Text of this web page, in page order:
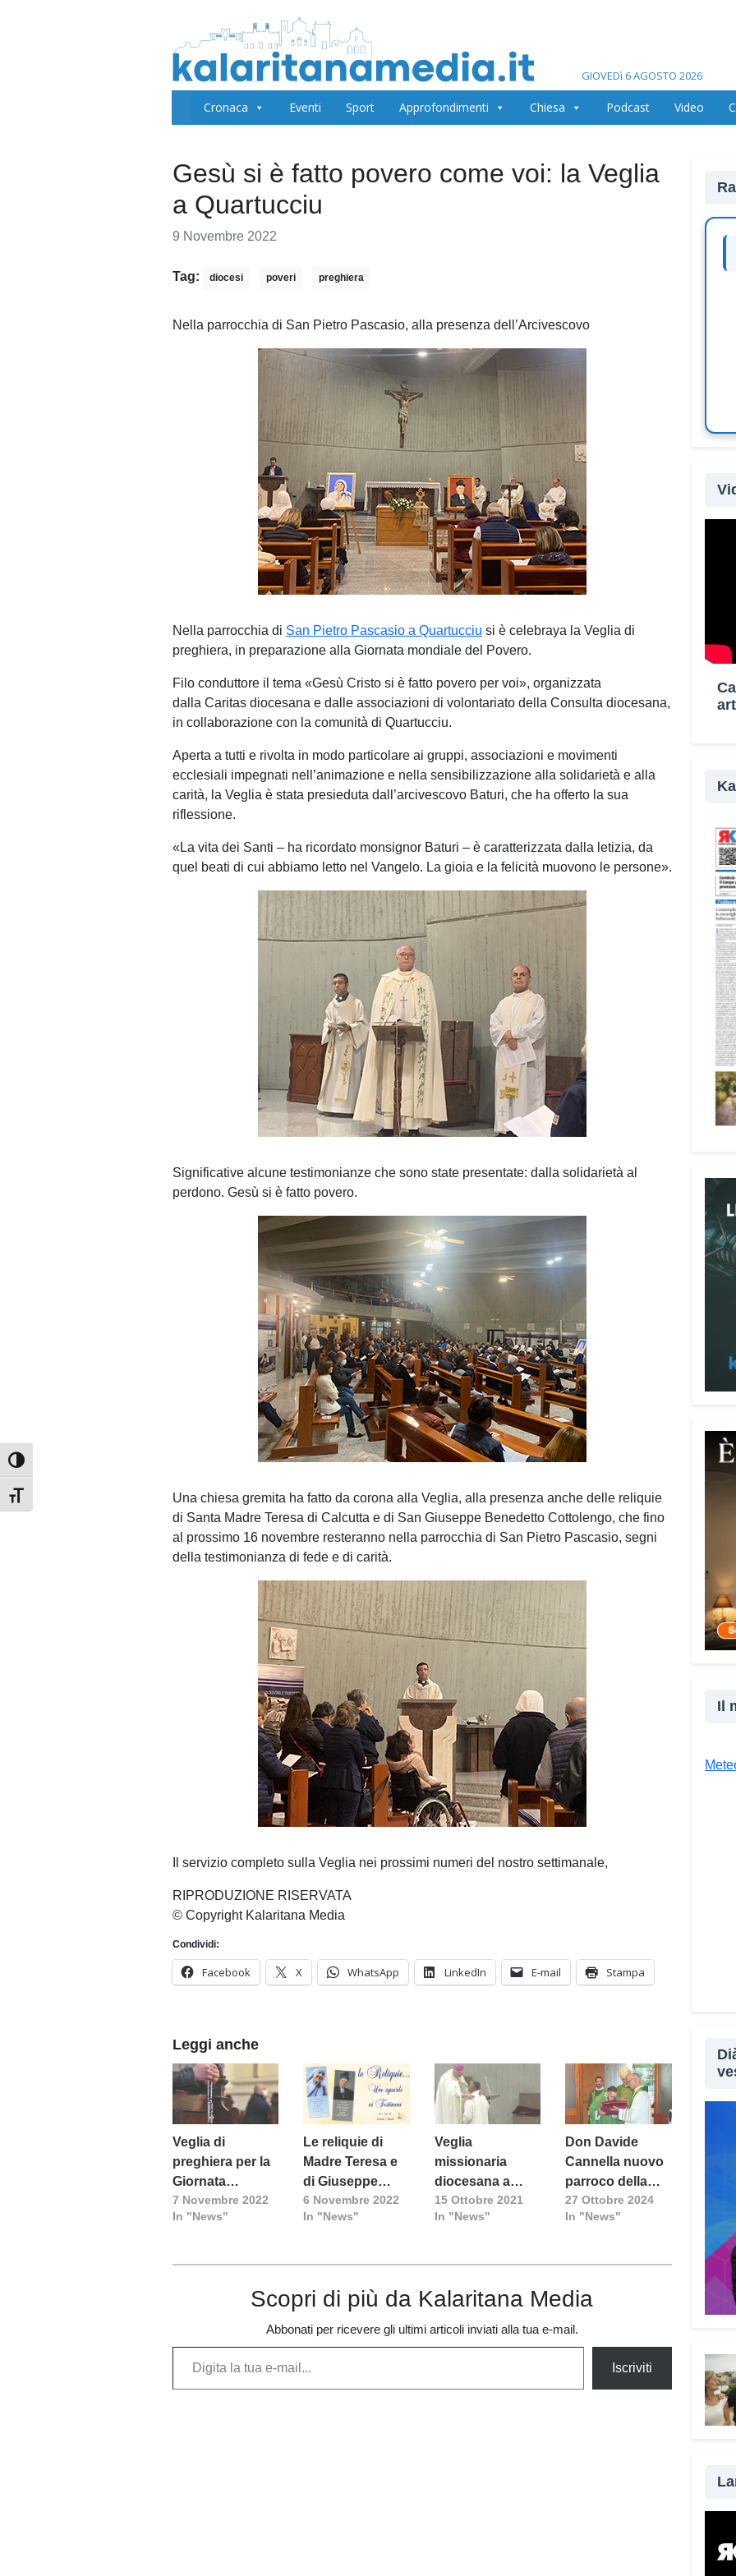
Attiva/disattiva alto contrasto
Attiva/disattiva dimensione testo
GIOVEDì 6 AGOSTO 2026
Cronaca Eventi Sport Approfondimenti Chiesa Podcast Video
Gesù si è fatto povero come voi: la Veglia
a Quartucciu
9 Novembre 2022
Tag: diocesi poveri preghiera
Nella parrocchia di San Pietro Pascasio, alla presenza dell’Arcivescovo
Nella parrocchia di San Pietro Pascasio a Quartucciu si è celebraya la Veglia di
preghiera, in preparazione alla Giornata mondiale del Povero.
Filo conduttore il tema «Gesù Cristo si è fatto povero per voi», organizzata
dalla Caritas diocesana e dalle associazioni di volontariato della Consulta diocesana,
in collaborazione con la comunità di Quartucciu.
Aperta a tutti e rivolta in modo particolare ai gruppi, associazioni e movimenti
ecclesiali impegnati nell’animazione e nella sensibilizzazione alla solidarietà e alla
carità, la Veglia è stata presieduta dall’arcivescovo Baturi, che ha offerto la sua
riflessione.
«La vita dei Santi – ha ricordato monsignor Baturi – è caratterizzata dalla letizia, da
quel beati di cui abbiamo letto nel Vangelo. La gioia e la felicità muovono le persone».
Significative alcune testimonianze che sono state presentate: dalla solidarietà al
perdono. Gesù si è fatto povero.
Una chiesa gremita ha fatto da corona alla Veglia, alla presenza anche delle reliquie
di Santa Madre Teresa di Calcutta e di San Giuseppe Benedetto Cottolengo, che fino
al prossimo 16 novembre resteranno nella parrocchia di San Pietro Pascasio, segni
della testimonianza di fede e di carità.
Il servizio completo sulla Veglia nei prossimi numeri del nostro settimanale,
RIPRODUZIONE RISERVATA
© Copyright Kalaritana Media
Condividi:
Facebook X WhatsApp LinkedIn E-mail Stampa
Leggi anche
Veglia di
preghiera per la
Giornata
mondiale dei
poveri
7 Novembre 2022
In "News"
Le reliquie di
Madre Teresa e
di Giuseppe
Cottolengo in
diocesi
6 Novembre 2022
In "News"
Veglia
missionaria
diocesana a
Quartucciu
15 Ottobre 2021
In "News"
Don Davide
Cannella nuovo
parroco della
comunità di San
Pietro Pascasio
27 Ottobre 2024
In "News"
Scopri di più da Kalaritana Media
Abbonati per ricevere gli ultimi articoli inviati alla tua e-mail.
Digita la tua e-mail...
Iscriviti
di
alle
mare
Il
il
che
una
fino
Il